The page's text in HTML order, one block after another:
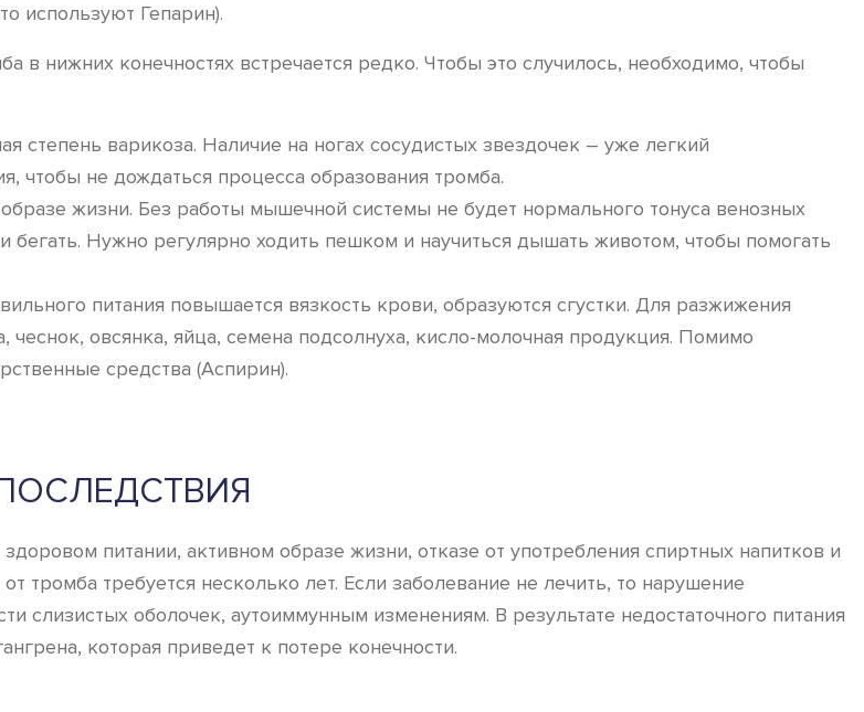
используют Гепарин).
в нижних конечностях встречается редко. Чтобы это случилось, необходимо, чтобы
степень варикоза. Наличие на ногах сосудистых звездочек – уже легкий
чтобы не дождаться процесса образования тромба.
жизни. Без работы мышечной системы не будет нормального тонуса венозных
Нужно регулярно ходить пешком и научиться дышать животом, чтобы помогать
питания повышается вязкость крови, образуются сгустки. Для разжижения
овсянка, яйца, семена подсолнуха, кисло-молочная продукция. Помимо
средства (Аспирин).
питании, активном образе жизни, отказе от употребления спиртных напитков и
тромба требуется несколько лет. Если заболевание не лечить, то нарушение
слизистых оболочек, аутоиммунным изменениям. В результате недостаточного питания
которая приведет к потере конечности.